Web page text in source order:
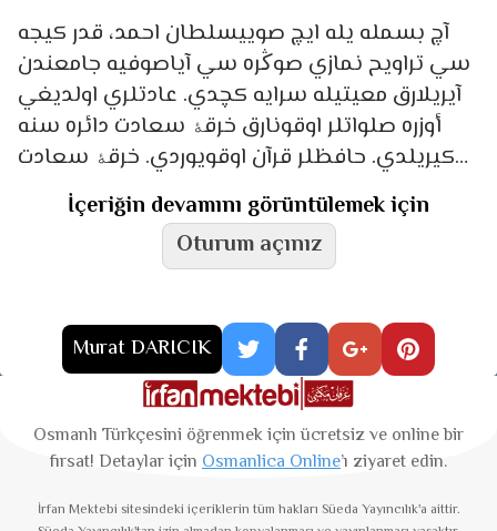
آچ بسمله يله ايچ صوييسلطان احمد، قدر كيجه
سي تراويح نمازي صوڭره سي آياصوفيه جامعندن
آيريلارق معيتيله سرايه كچدي. عادتلري اولديغي
أوزره صلواتلر اوقونارق خرقۀ سعادت دائره سنه
كيريلدي. حافظلر قرآن اوقويوردي. خرقۀ سعادت
İçeriğin devamını görüntülemek için
Oturum açınız
Murat DARICIK
Osmanlı Türkçesini öğrenmek için ücretsiz ve online bir
fırsat! Detaylar için Osmanlica Online’ı ziyaret edin.
İrfan Mektebi sitesindeki içeriklerin tüm hakları Süeda Yayıncılık'a aittir.